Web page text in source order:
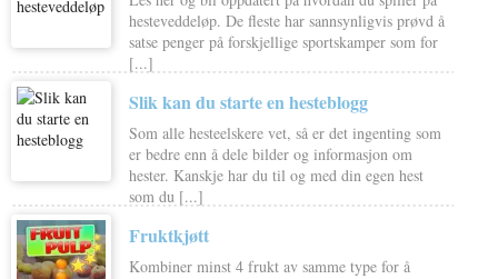
hesteveddeløp. De fleste har sannsynligvis prøvd å
satse penger på forskjellige sportskamper som for
[...]
Slik kan du starte en hesteblogg
Som alle hesteelskere vet, så er det ingenting som
er bedre enn å dele bilder og informasjon om
hester. Kanskje har du til og med din egen hest
som du [...]
Fruktkjøtt
Kombiner minst 4 frukt av samme type for å